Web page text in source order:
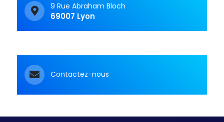
9 Rue Abraham Bloch
69007 Lyon
Contactez-nous